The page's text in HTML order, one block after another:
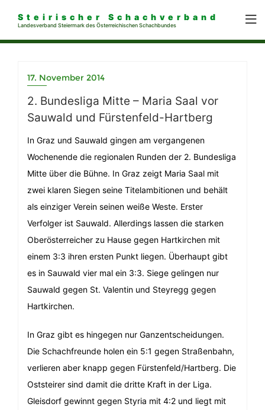
Steirischer Schachverband
Landesverband Steiermark des Österreichischen Schachbundes
17. November 2014
2. Bundesliga Mitte – Maria Saal vor
Sauwald und Fürstenfeld-Hartberg
In Graz und Sauwald gingen am vergangenen
Wochenende die regionalen Runden der 2. Bundesliga
Mitte über die Bühne. In Graz zeigt Maria Saal mit
zwei klaren Siegen seine Titelambitionen und behält
als einziger Verein seinen weiße Weste. Erster
Verfolger ist Sauwald. Allerdings lassen die starken
Oberösterreicher zu Hause gegen Hartkirchen mit
einem 3:3 ihren ersten Punkt liegen. Überhaupt gibt
es in Sauwald vier mal ein 3:3. Siege gelingen nur
Sauwald gegen St. Valentin und Steyregg gegen
Hartkirchen.
In Graz gibt es hingegen nur Ganzentscheidungen.
Die Schachfreunde holen ein 5:1 gegen Straßenbahn,
verlieren aber knapp gegen Fürstenfeld/Hartberg. Die
Oststeirer sind damit die dritte Kraft in der Liga.
Gleisdorf gewinnt gegen Styria mit 4:2 und liegt mit